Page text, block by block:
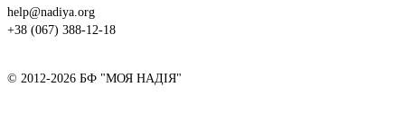
help@nadiya.org
+38 (067) 388-12-18
© 2012-2026 БФ "МОЯ НАДІЯ"